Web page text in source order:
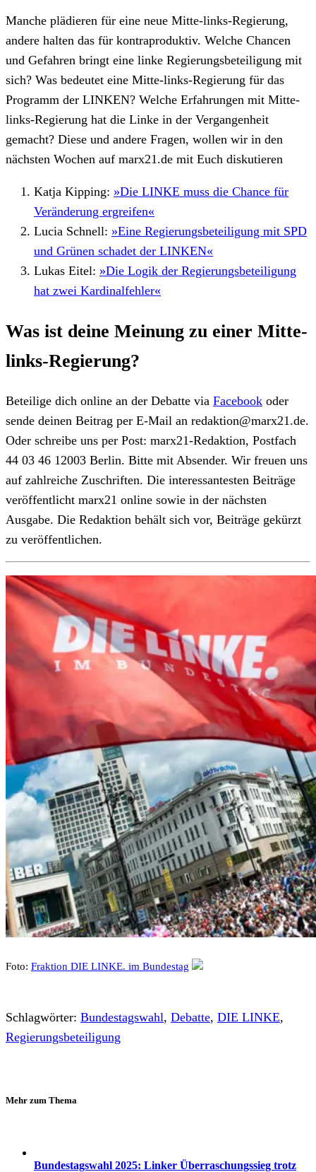
Manche plädieren für eine neue Mitte-links-Regierung,
andere halten das für kontraproduktiv. Welche Chancen
und Gefahren bringt eine linke Regierungsbeteiligung mit
sich? Was bedeutet eine Mitte-links-Regierung für das
Programm der LINKEN? Welche Erfahrungen mit Mitte-
links-Regierung hat die Linke in der Vergangenheit
gemacht? Diese und andere Fragen, wollen wir in den
nächsten Wochen auf marx21.de mit Euch diskutieren
Katja Kipping: »Die LINKE muss die Chance für
Veränderung ergreifen«
Lucia Schnell: »Eine Regierungsbeteiligung mit SPD
und Grünen schadet der LINKEN«
Lukas Eitel: »Die Logik der Regierungsbeteiligung
hat zwei Kardinalfehler«
Was ist deine Meinung zu einer Mitte-
links-Regierung?
Beteilige dich online an der Debatte via Facebook oder
sende deinen Beitrag per E-Mail an redaktion@marx21.de.
Oder schreibe uns per Post: marx21-Redaktion, Postfach
44 03 46 12003 Berlin. Bitte mit Absender. Wir freuen uns
auf zahlreiche Zuschriften. Die interessantesten Beiträge
veröffentlicht marx21 online sowie in der nächsten
Ausgabe. Die Redaktion behält sich vor, Beiträge gekürzt
zu veröffentlichen.
Foto: Fraktion DIE LINKE. im Bundestag
Schlagwörter: Bundestagswahl, Debatte, DIE LINKE,
Regierungsbeteiligung
Mehr zum Thema
Bundestagswahl 2025: Linker Überraschungssieg trotz